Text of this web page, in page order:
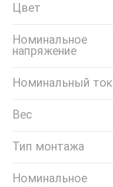
Цвет
Номинальное
напряжение
Номинальный ток
Вес
Тип монтажа
Номинальное